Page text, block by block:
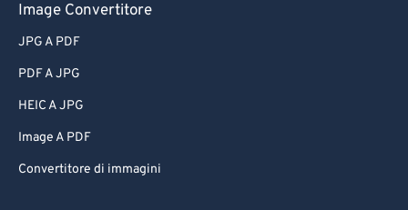
Image Convertitore
JPG A PDF
PDF A JPG
HEIC A JPG
Image A PDF
Convertitore di immagini